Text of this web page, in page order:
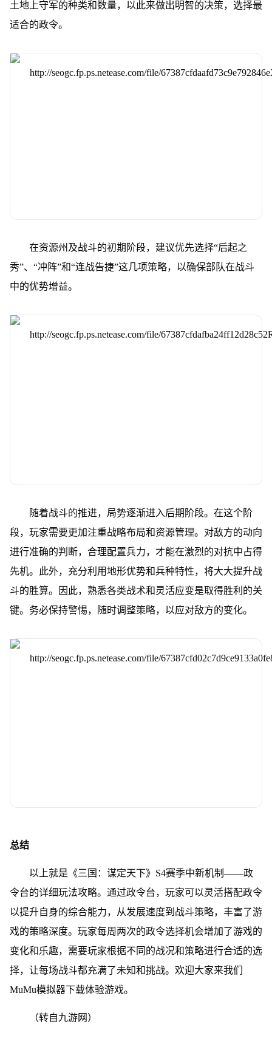
土地上守军的种类和数量，以此来做出明智的决策，选择最
适合的政令。
在资源州及战斗的初期阶段，建议优先选择“后起之
秀”、“冲阵”和“连战告捷”这几项策略，以确保部队在战斗
中的优势增益。
随着战斗的推进，局势逐渐进入后期阶段。在这个阶
段，玩家需要更加注重战略布局和资源管理。对敌方的动向
进行准确的判断，合理配置兵力，才能在激烈的对抗中占得
先机。此外，充分利用地形优势和兵种特性，将大大提升战
斗的胜算。因此，熟悉各类战术和灵活应变是取得胜利的关
键。务必保持警惕，随时调整策略，以应对敌方的变化。
总结
以上就是《三国：谋定天下》S4赛季中新机制——政
令台的详细玩法攻略。通过政令台，玩家可以灵活搭配政令
以提升自身的综合能力，从发展速度到战斗策略，丰富了游
戏的策略深度。玩家每周两次的政令选择机会增加了游戏的
变化和乐趣，需要玩家根据不同的战况和策略进行合适的选
择，让每场战斗都充满了未知和挑战。欢迎大家来我们
MuMu模拟器下载体验游戏。
（转自九游网）